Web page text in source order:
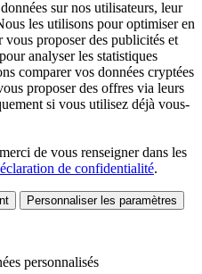
sur nos utilisateurs, leur
les utilisons pour optimiser en
proposer des publicités et
analyser les statistiques
comparer vos données cryptées
proposer des offres via leurs
si vous utilisez déjà vous-
de vous renseigner dans les
de confidentialité.
Personnaliser les paramètres
personnalisés